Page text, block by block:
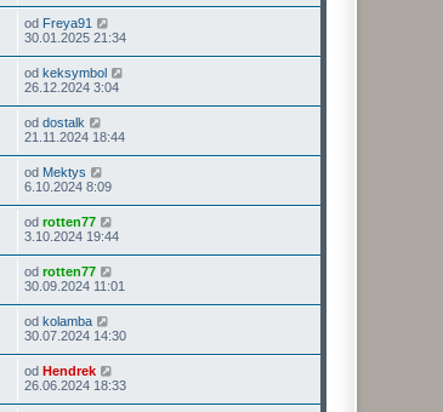
od Freya91
30.01.2025 21:34
od keksymbol
26.12.2024 3:04
od dostalk
21.11.2024 18:44
od Mektys
6.10.2024 8:09
od rotten77
3.10.2024 19:44
od rotten77
30.09.2024 11:01
od kolamba
30.07.2024 14:30
od Hendrek
26.06.2024 18:33